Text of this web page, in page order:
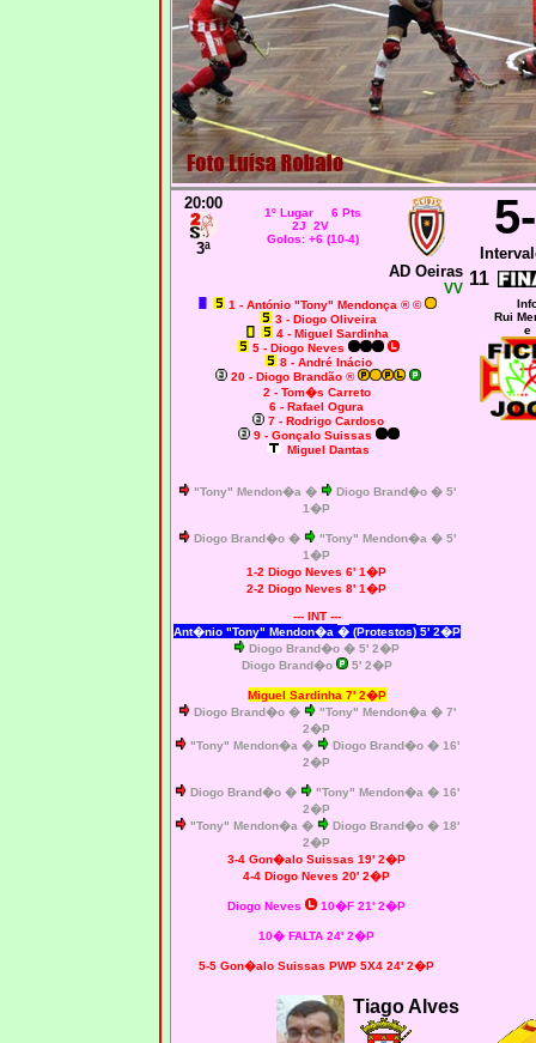
20:00
3ª
1º Lugar 6 Pts
2J 2V
Golos: +6 (10-4)
AD Oeiras
VV 11
1 - António "Tony" Mendonça ® ©
3 - Diogo Oliveira
4 - Miguel Sardinha
5 - Diogo Neves
8 - André Inácio
20 - Diogo Brandão ®
2 - Tom�s Carreto
6 - Rafael Ogura
7 - Rodrigo Cardoso
9 - Gonçalo Suissas
Miguel Dantas
"Tony" Mendon�a �
Diogo Brand�o � 5'
1�P
Diogo Brand�o �
"Tony" Mendon�a � 5'
1�P
1-2 Diogo Neves 6' 1�P
2-2 Diogo Neves 8' 1�P
--- INT ---
Ant�nio "Tony" Mendon�a �(Protestos)5' 2�P
Diogo Brand�o � 5' 2�P
Diogo Brand�o
5' 2�P
Miguel Sardinha 7' 2�P
Diogo Brand�o �
"Tony" Mendon�a � 7'
2�P
"Tony" Mendon�a �
Diogo Brand�o � 16'
2�P
Diogo Brand�o �
"Tony" Mendon�a � 16'
2�P
"Tony" Mendon�a �
Diogo Brand�o � 18'
2�P
3-4 Gon�alo Suissas 19' 2�P
4-4 Diogo Neves 20' 2�P
Diogo Neves 10�F 21' 2�P
10� FALTA 24' 2�P
5-5 Gon�alo Suissas PWP 5X4 24' 2�P
Rui
e
Tiago Alves